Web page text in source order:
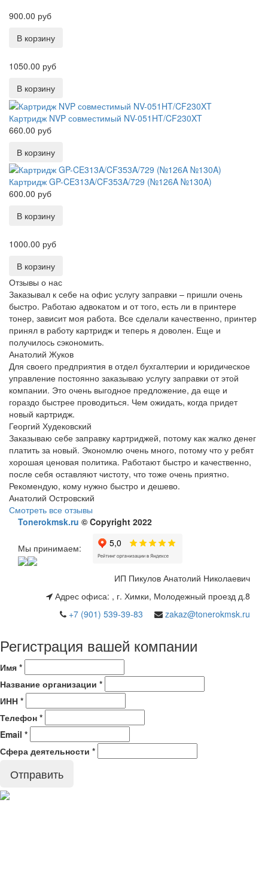
900.00 руб
1050.00 руб
Картридж NVP совместимый NV-051HT/CF230XT
660.00 руб
Картридж GP-CE313A/CF353A/729 (№126A №130A)
600.00 руб
1000.00 руб
Отзывы о нас
Заказывал к себе на офис услугу заправки – пришли очень
быстро. Работаю адвокатом и от того, есть ли в принтере
тонер, зависит моя работа. Все сделали качественно, принтер
принял в работу картридж и теперь я доволен. Еще и
получилось сэкономить.
Анатолий Жуков
Для своего предприятия в отдел бухгалтерии и юридическое
управление постоянно заказываю услугу заправки от этой
компании. Это очень выгодное предложение, да еще и
гораздо быстрее проводиться. Чем ожидать, когда придет
новый картридж.
Георгий Худековский
Заказываю себе заправку картриджей, потому как жалко денег
платить за новый. Экономлю очень много, потому что у ребят
хорошая ценовая политика. Работают быстро и качественно,
после себя оставляют чистоту, что тоже очень приятно.
Рекомендую, кому нужно быстро и дешево.
Анатолий Островский
Смотреть все отзывы
Tonerokmsk.ru © Copyright 2022
Мы принимаем:
ИП Пикулов Анатолий Николаевич
Адрес офиса: , г. Химки, Молодежный проезд д.8
+7 (901) 539-39-83
zakaz@tonerokmsk.ru
Регистрация вашей компании
Имя *
Название организации *
ИНН *
Телефон *
Email *
Сфера деятельности *